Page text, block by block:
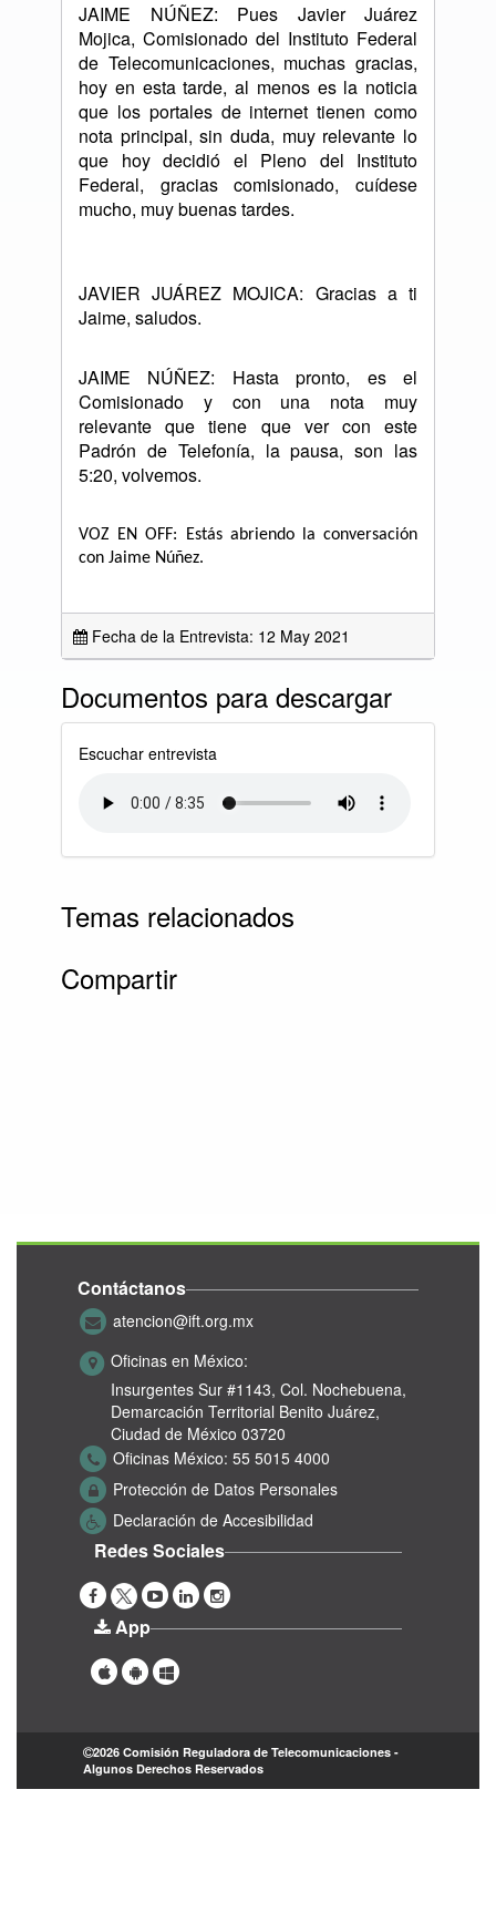
JAIME NÚÑEZ: Pues Javier Juárez
Mojica, Comisionado del Instituto Federal
de Telecomunicaciones, muchas gracias,
hoy en esta tarde, al menos es la noticia
que los portales de internet tienen como
nota principal, sin duda, muy relevante lo
que hoy decidió el Pleno del Instituto
Federal, gracias comisionado, cuídese
mucho, muy buenas tardes.
JAVIER JUÁREZ MOJICA: Gracias a ti
Jaime, saludos.
JAIME NÚÑEZ: Hasta pronto, es el
Comisionado y con una nota muy
relevante que tiene que ver con este
Padrón de Telefonía, la pausa, son las
5:20, volvemos.
VOZ EN OFF: Estás abriendo la conversación
con Jaime Núñez.
Fecha de la Entrevista: 12 May 2021
Documentos para descargar
Escuchar entrevista
Temas relacionados
Compartir
Contáctanos
atencion@ift.org.mx
Oficinas en México:
Insurgentes Sur #1143, Col. Nochebuena,
Demarcación Territorial Benito Juárez,
Ciudad de México 03720
Oficinas México: 55 5015 4000
Protección de Datos Personales
Declaración de Accesibilidad
Redes Sociales
App
2026 Comisión Reguladora de Telecomunicaciones -
Algunos Derechos Reservados